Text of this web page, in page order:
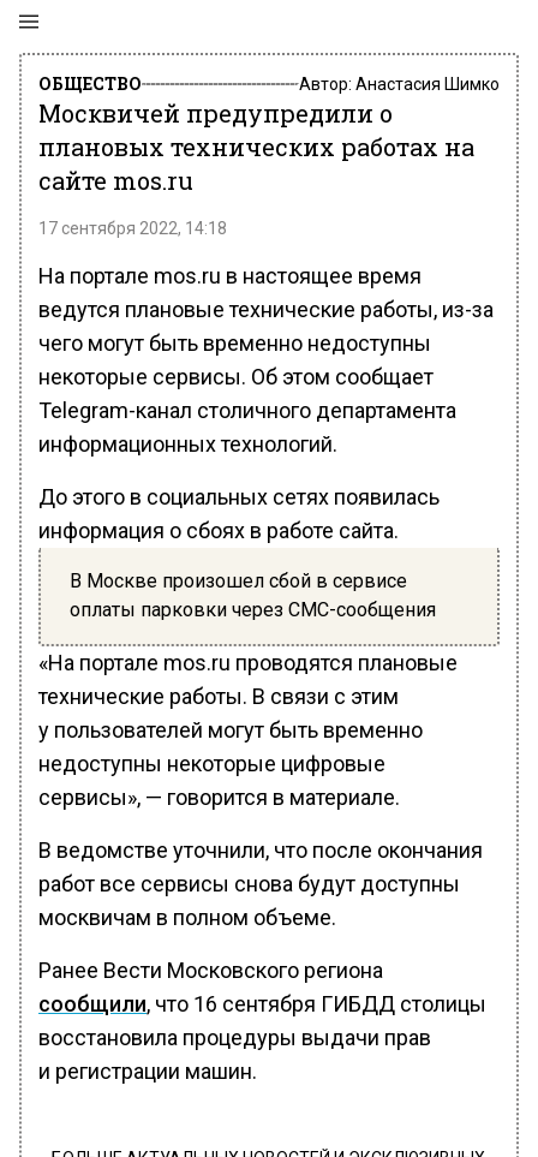
ОБЩЕСТВО Автор: Анастасия Шимко
Москвичей предупредили о
плановых технических работах на
сайте mos.ru
17 сентября 2022, 14:18
На портале mos.ru в настоящее время
ведутся плановые технические работы, из-за
чего могут быть временно недоступны
некоторые сервисы. Об этом сообщает
Telegram-канал столичного департамента
информационных технологий.
До этого в социальных сетях появилась
информация о сбоях в работе сайта.
В Москве произошел сбой в сервисе
оплаты парковки через СМС-сообщения
«На портале mos.ru проводятся плановые
технические работы. В связи с этим
у пользователей могут быть временно
недоступны некоторые цифровые
сервисы», — говорится в материале.
В ведомстве уточнили, что после окончания
работ все сервисы снова будут доступны
москвичам в полном объеме.
Ранее Вести Московского региона
сообщили, что 16 сентября ГИБДД столицы
восстановила процедуры выдачи прав
и регистрации машин.